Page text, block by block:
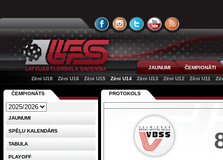
JAUNUMI
ČEMPIONĀTI
Zēni U18
Zēni U16 Zēni U15 Zēni U14 Zēni U13 Zēni U12 Zēni U11
PROTOKOLS
ČEMPIONĀTS
JAUNUMI
SPĒĻU KALENDĀRS
TABULA
PLAYOFF